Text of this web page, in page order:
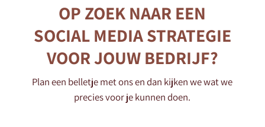
OP ZOEK NAAR EEN
SOCIAL MEDIA STRATEGIE
VOOR JOUW BEDRIJF?
Plan een belletje met ons en dan kijken we wat we
precies voor je kunnen doen.